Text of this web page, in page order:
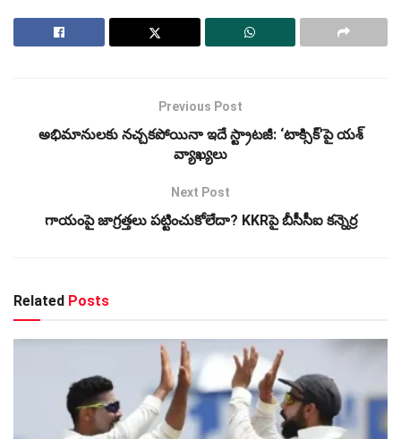
Previous Post
అభిమానులకు నచ్చకపోయినా ఇదే స్ట్రాటజీ: ‘టాక్సిక్’పై యశ్
వ్యాఖ్యలు
Next Post
గాయంపై జాగ్రత్తలు పట్టించుకోలేదా? KKRపై బీసీసీఐ కన్నెర్ర
Related Posts